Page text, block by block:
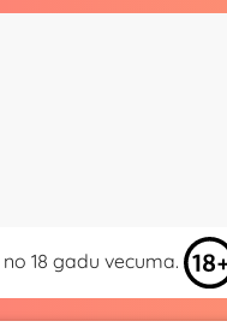
18 gadu vecuma.